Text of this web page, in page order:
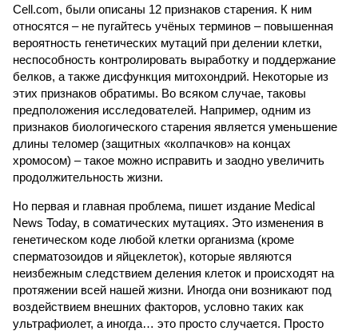
Cell.com, были описаны 12 признаков старения. К ним
относятся – не пугайтесь учёных терминов – повышенная
вероятность генетических мутаций при делении клетки,
неспособность контролировать выработку и поддержание
белков, а также дисфункция митохондрий. Некоторые из
этих признаков обратимы. Во всяком случае, таковы
предположения исследователей. Например, одним из
признаков биологического старения является уменьшение
длины теломер (защитных «колпачков» на концах
хромосом) – такое можно исправить и заодно увеличить
продолжительность жизни.
Но первая и главная проблема, пишет издание Medical
News Today, в соматических мутациях. Это изменения в
генетическом коде любой клетки организма (кроме
сперматозоидов и яйцеклеток), которые являются
неизбежным следствием деления клеток и происходят на
протяжении всей нашей жизни. Иногда они возникают под
воздействием внешних факторов, условно таких как
ультрафиолет, а иногда… это просто случается. Просто